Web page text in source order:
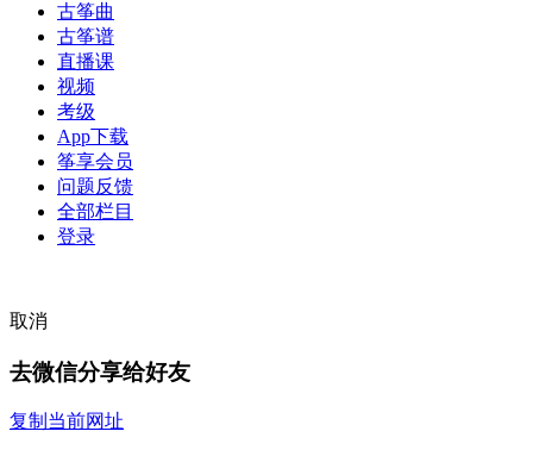
古筝曲
古筝谱
直播课
视频
考级
App下载
筝享会员
问题反馈
全部栏目
登录
取消
去微信分享给好友
复制当前网址